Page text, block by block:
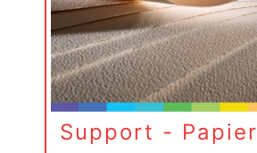
Support - Papier